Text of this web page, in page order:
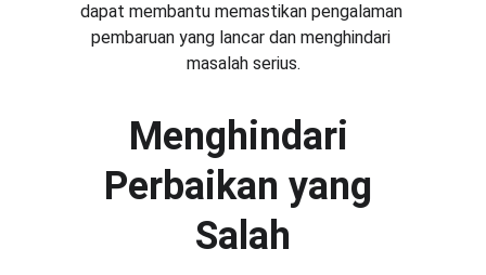
dapat membantu memastikan pengalaman
pembaruan yang lancar dan menghindari
masalah serius.
Menghindari
Perbaikan yang
Salah